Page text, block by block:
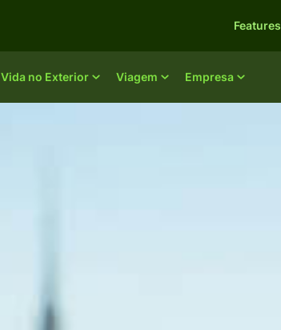
Vida no Exterior Viagem Empresa
Features